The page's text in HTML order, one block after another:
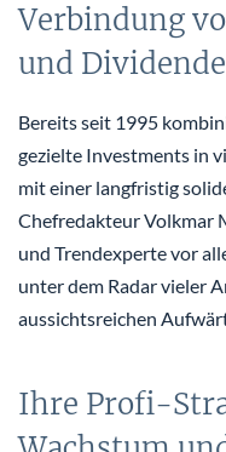
Verbindung
und
Bereits seit 1995
gezielte Investments in
mit einer langfristig
Chefredakteur Volkmar
und Trendexperte vor
unter dem Radar vieler
aussichtsreichen
Ihre Profi-